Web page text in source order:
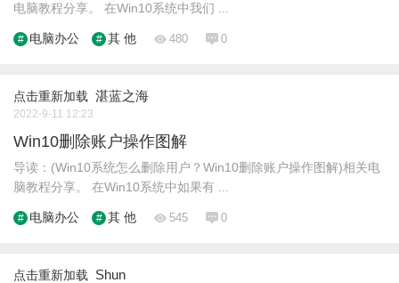
电脑教程分享。 在Win10系统中我们 ...
电脑办公 其 他 480 0
点击重新加载 湛蓝之海
2022-9-11 12:23
Win10删除账户操作图解
导读：(Win10系统怎么删除用户？Win10删除账户操作图解)相关电
脑教程分享。 在Win10系统中如果有 ...
电脑办公 其 他 545 0
点击重新加载 Shun